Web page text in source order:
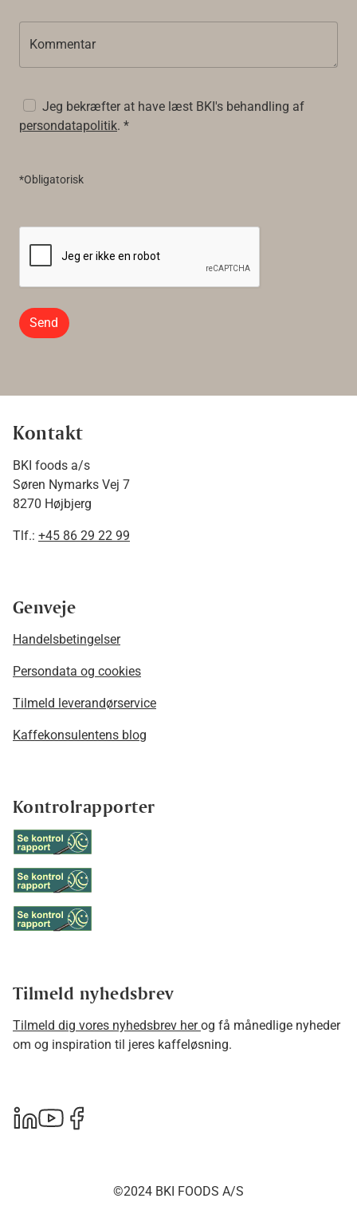
Kommentar
Jeg bekræfter at have læst BKI's behandling af
persondatapolitik. *
*Obligatorisk
Send
Kontakt
BKI foods a/s
Søren Nymarks Vej 7
8270 Højbjerg
Tlf.: +45 86 29 22 99
Genveje
Handelsbetingelser
Persondata og cookies
Tilmeld leverandørservice
Kaffekonsulentens blog
Kontrolrapporter
Tilmeld nyhedsbrev
Tilmeld dig vores nyhedsbrev herog få månedlige nyheder
om og inspiration til jeres kaffeløsning.
©2024 BKI FOODS A/S